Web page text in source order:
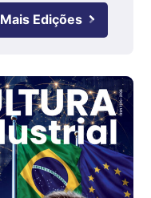
Mais Edições